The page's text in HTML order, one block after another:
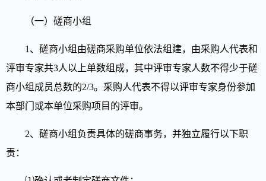
（一） 磋商小组
1、磋商小组由磋商采购单位依法组建，由采购人代表和
评审专家共3人以上单数组成，其中评审专家人数不得少于磋
商小组成员总数的2/3。采购人代表不得以评审专家身份参加
本部门或本单位采购项目的评审。
2、磋商小组负责具体的磋商事务，并独立履行以下职
责：